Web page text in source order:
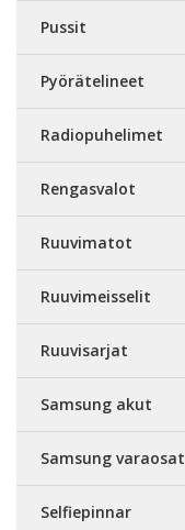
Pussit
Pyörätelineet
Radiopuhelimet
Rengasvalot
Ruuvimatot
Ruuvimeisselit
Ruuvisarjat
Samsung akut
Samsung varaosat
Selfiepinnar